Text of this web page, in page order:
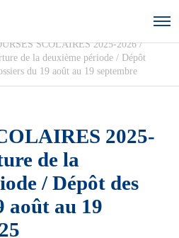
SCOLAIRES 2025-2026 /
de la deuxième période / Dépôt
du 19 août au 19 septembre
2025-
de la
/ Dépôt des
août au 19